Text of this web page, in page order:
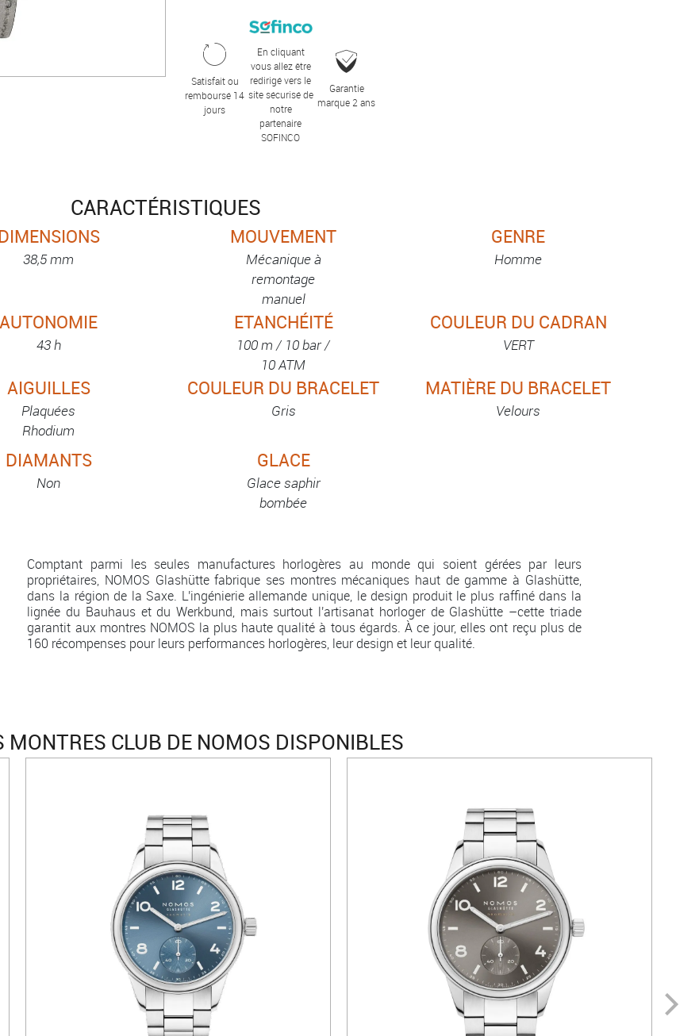
Satisfait ou
remboursé 14
jours
En cliquant
vous allez être
redirigé vers le
site sécurisé de
notre
partenaire
SOFINCO
Garantie
marque 2 ans
CARACTÉRISTIQUES
38,5 mm
MOUVEMENT
Mécanique à
remontage
manuel
GENRE
Homme
AUTONOMIE
43 h
ETANCHÉITÉ
100 m / 10 bar /
10 ATM
COULEUR DU CADRAN
VERT
AIGUILLES
Plaquées
Rhodium
COULEUR DU BRACELET
Gris
MATIÈRE DU BRACELET
Velours
DIAMANTS
Non
GLACE
Glace saphir
bombée
Comptant parmi les seules manufactures horlogères au monde qui soient gérées par leurs
propriétaires, NOMOS Glashütte fabrique ses montres mécaniques haut de gamme à Glashütte,
dans la région de la Saxe. L'ingénierie allemande unique, le design produit le plus raffiné dans la
lignée du Bauhaus et du Werkbund, mais surtout l'artisanat horloger de Glashütte –cette triade
garantit aux montres NOMOS la plus haute qualité à tous égards. À ce jour, elles ont reçu plus de
160 récompenses pour leurs performances horlogères, leur design et leur qualité.
MONTRES CLUB DE NOMOS DISPONIBLES